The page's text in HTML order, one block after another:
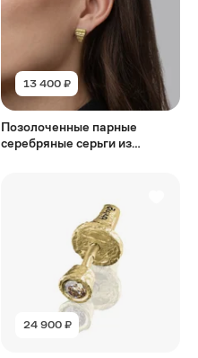
13 400 ₽
Позолоченные парные
серебряные серьги из
24 900 ₽